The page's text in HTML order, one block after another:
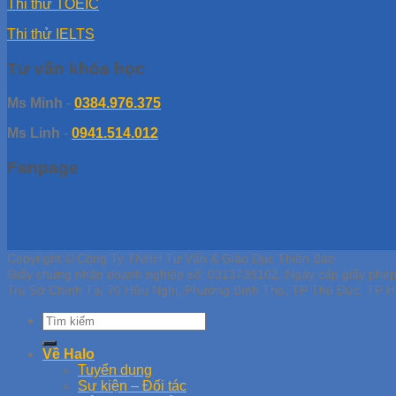
Thi thử TOEIC
Thi thử IELTS
Tư vấn khóa học
Ms Minh - 0384.976.375
Ms Linh - 0941.514.012
Fanpage
Copyright © Công Ty TNHH Tư Vấn & Giáo Dục Thiên Bảo
Giấy chứng nhận doanh nghiệp số: 0313739102, Ngày cấp giấy
Trụ Sở Chính Tại 70 Hữu Nghị, Phường Bình Thọ, TP Thủ Đức, TP
Về Halo
Tuyển dụng
Sự kiện – Đối tác